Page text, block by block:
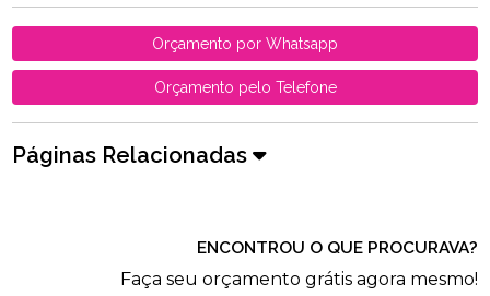
Orçamento por Whatsapp
Orçamento pelo Telefone
Páginas Relacionadas
ENCONTROU O QUE PROCURAVA?
Faça seu orçamento grátis agora mesmo!